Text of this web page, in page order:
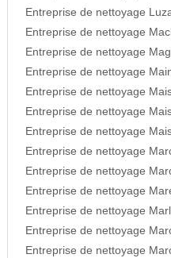
Entreprise de nettoyage
Entreprise de nettoyage
Entreprise de nettoyage
Entreprise de nettoyage
Entreprise de nettoyage
Entreprise de nettoyage
Entreprise de nettoyage
Entreprise de nettoyage
Entreprise de nettoyage
Entreprise de nettoyage
Entreprise de nettoyage
Entreprise de nettoyage
Entreprise de nettoyage